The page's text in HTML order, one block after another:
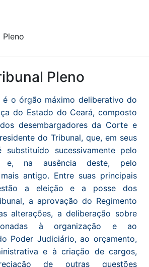
Pleno
Pleno
é o órgão máximo deliberativo do
do Estado do Ceará, composto
desembargadores da Corte e
do Tribunal, que, em seus
substituído sucessivamente pelo
e, na ausência deste, pelo
antigo. Entre suas principais
a eleição e a posse dos
a aprovação do Regimento
alterações, a deliberação sobre
à organização e ao
Poder Judiciário, ao orçamento,
e à criação de cargos,
de outras questões